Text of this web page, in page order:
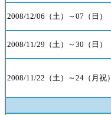
2008/12/06（土）～07（日）
2008/11/29（土）～30（日）
2008/11/22（土）～24（月祝）